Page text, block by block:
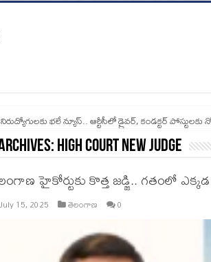
నిరుద్యోగులకు భలే న్యూస్.. ఆర్టీసీలో డ్రైవర్, కండక్టర్‌
High Court New Judge
హైకోర్టుకు కొత్త జడ్జి.. గతంలో
15, 2025 తెలంగాణ 0